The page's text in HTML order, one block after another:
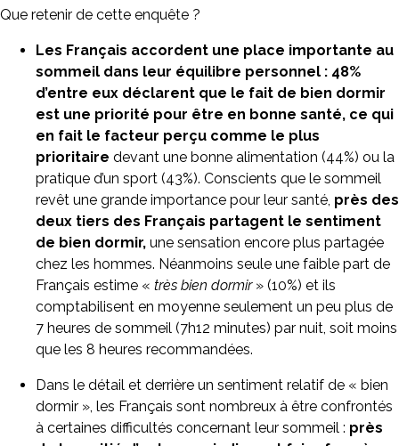
Que retenir de cette enquête ?
Les Français accordent une place importante au
sommeil dans leur équilibre personnel : 48%
d’entre eux déclarent que le fait de bien dormir
est une priorité pour être en bonne santé, ce qui
en fait le facteur perçu comme le plus
prioritaire devant une bonne alimentation (44%) ou la
pratique d’un sport (43%). Conscients que le sommeil
revêt une grande importance pour leur santé, près des
deux tiers des Français partagent le sentiment
de bien dormir, une sensation encore plus partagée
chez les hommes. Néanmoins seule une faible part de
Français estime « très bien dormir » (10%) et ils
comptabilisent en moyenne seulement un peu plus de
7 heures de sommeil (7h12 minutes) par nuit, soit moins
que les 8 heures recommandées.
Dans le détail et derrière un sentiment relatif de « bien
dormir », les Français sont nombreux à être confrontés
à certaines difficultés concernant leur sommeil : près